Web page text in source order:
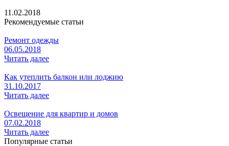
11.02.2018
Рекомендуемые статьи
Ремонт одежды
06.05.2018
Читать далее
Как утеплить балкон или лоджию
31.10.2017
Читать далее
Освещение для квартир и домов
07.02.2018
Читать далее
Популярные статьи